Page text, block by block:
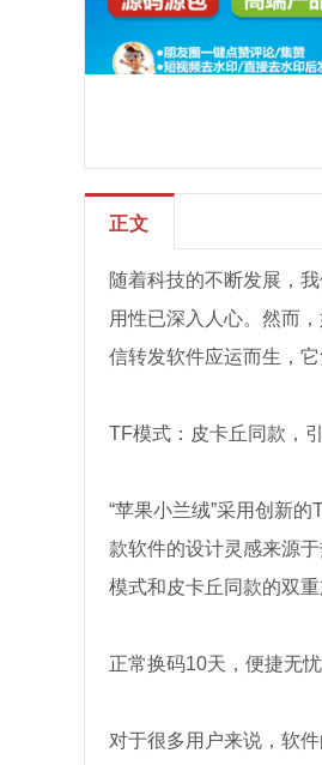
正文
随着科技的不断发展，
用性已深入人心。然而
信转发软件应运而生，
TF模式：皮卡丘同款，
“苹果小兰绒”采用创新
款软件的设计灵感来源
模式和皮卡丘同款的双
正常换码10天，便捷无忧
对于很多用户来说，软